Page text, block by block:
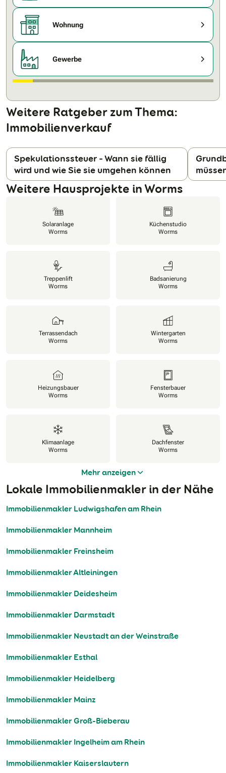
Wohnung
Gewerbe
Weitere Ratgeber zum Thema:
Immobilienverkauf
Spekulationssteuer – Wann sie fällig
wird und wie Sie sie umgehen können
Weitere Hausprojekte in Worms
Solaranlage
Worms
Küchenstudio
Worms
Treppenlift
Worms
Badsanierung
Worms
Terrassendach
Worms
Wintergarten
Worms
Heizungsbauer
Worms
Fensterbauer
Worms
Klimaanlage
Worms
Dachfenster
Worms
Mehr anzeigen
Lokale Immobilienmakler in der Nähe
Immobilienmakler Ludwigshafen am Rhein
Immobilienmakler Mannheim
Immobilienmakler Freinsheim
Immobilienmakler Altleiningen
Immobilienmakler Deidesheim
Immobilienmakler Darmstadt
Immobilienmakler Neustadt an der Weinstraße
Immobilienmakler Esthal
Immobilienmakler Heidelberg
Immobilienmakler Mainz
Immobilienmakler Groß-Bieberau
Immobilienmakler Ingelheim am Rhein
Immobilienmakler Kaiserslautern